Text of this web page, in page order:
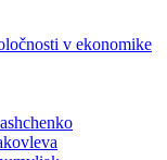
v ekonomike